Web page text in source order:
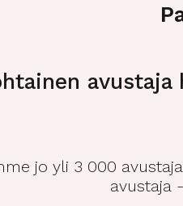
avustaja
jo yli 3 000
avustaja